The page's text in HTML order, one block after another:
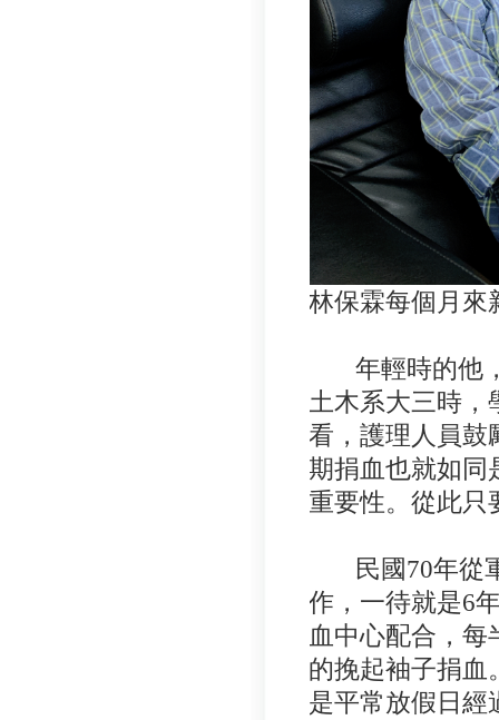
林保霖每個月來
年輕時的他，
土木系大三時，
看，護理人員鼓
期捐血也就如同
重要性。從此只
民國70年從軍
作，一待就是6
血中心配合，
的挽起袖子捐血
是平常放假日經